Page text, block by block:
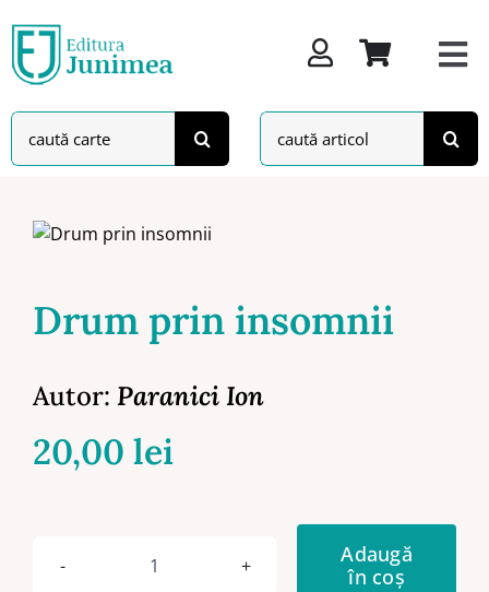
to
content
Search
for:
Search
for:
Drum prin insomnii
Autor: Paranici Ion
20,00 lei
Cantitate
Adaugă
în coș